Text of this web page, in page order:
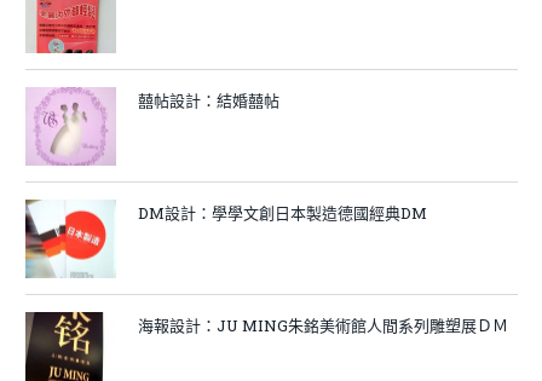
囍帖設計：結婚囍帖
DM設計：學學文創日本製造德國經典DM
海報設計：JU MING朱銘美術館人間系列雕塑展ＤＭ